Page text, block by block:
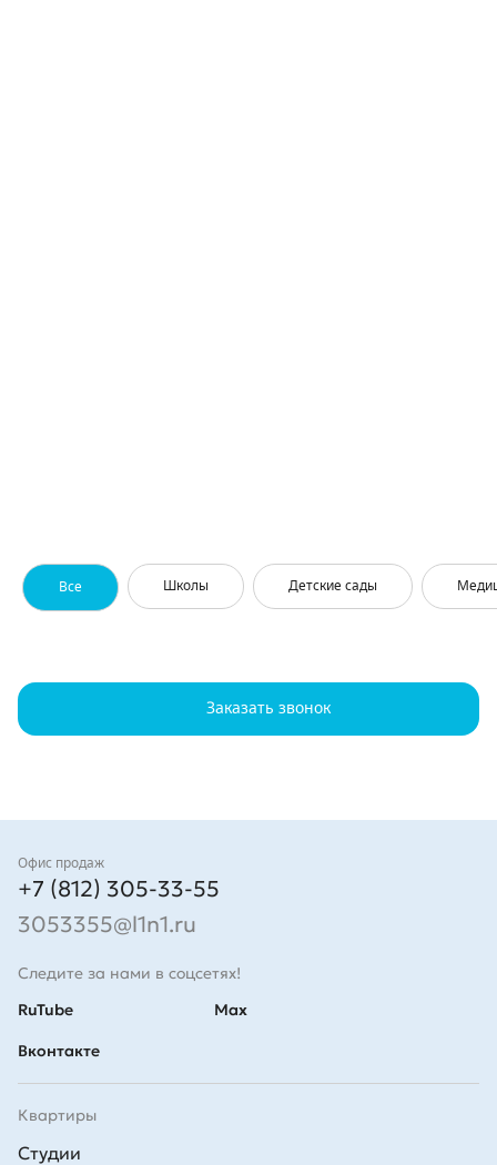
Все Школы Детские сады
Заказать звонок
Контакты
Офис продаж
+7 (812) 305-33-55
3053355@l1n1.ru
Следите за нами в соцсетях!
RuTube
Вконтакте
Max
Квартиры
Студии